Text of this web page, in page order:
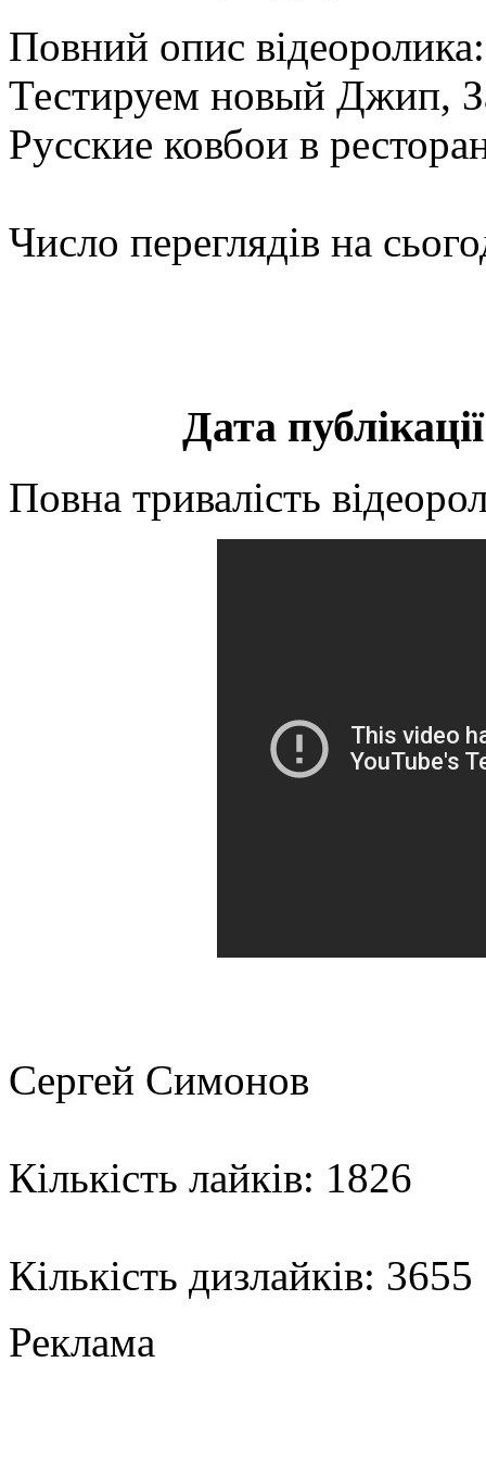
Повний опис
Тестируем новый Джип,
Русские ковбои в
Число переглядів на
Дата
Повна тривалість
Сергей Симонов
Кількість лайків: 1826
Кількість дизлайків: 3655
Реклама